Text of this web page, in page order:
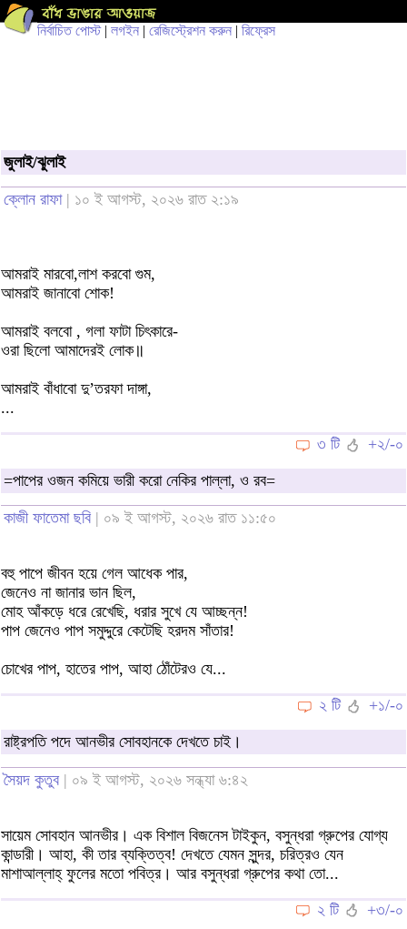
নির্বাচিত পোস্ট| লগইন | রেজিস্ট্রেশন করুন | রিফ্রেস
জুলাই/ঝুলাই
ক্লোন রাফা| ১০ ই আগস্ট, ২০২৬ রাত ২:১৯
আমরাই মারবো,লাশ করবো গুম,
আমরাই জানাবো শোক!
আমরাই বলবো , গলা ফাটা চিৎকারে-
ওরা ছিলো আমাদেরই লোক॥
আমরাই বাঁধাবো দু’তরফা দাঙ্গা,
...
৩ টি
+২/-০
=পাপের ওজন কমিয়ে ভারী করো নেকির পাল্লা, ও রব=
কাজী ফাতেমা ছবি | ০৯ ই আগস্ট, ২০২৬ রাত ১১:৫০
বহু পাপে জীবন হয়ে গেল আধেক পার,
জেনেও না জানার ভান ছিল,
মোহ আঁকড়ে ধরে রেখেছি, ধরার সুখে যে আচ্ছন্ন!
পাপ জেনেও পাপ সমুদ্দুরে কেটেছি হরদম সাঁতার!
চোখের পাপ, হাতের পাপ, আহা ঠোঁটেরও যে...
২ টি
+১/-০
রাষ্ট্রপতি পদে আনভীর সোবহানকে দেখতে চাই।
সৈয়দ কুতুব | ০৯ ই আগস্ট, ২০২৬ সন্ধ্যা ৬:৪২
সায়েম সোবহান আনভীর। এক বিশাল বিজনেস টাইকুন, বসুন্ধরা গ্রুপের যোগ্য
কান্ডারী। আহা, কী তার ব্যক্তিত্ব! দেখতে যেমন সুন্দর, চরিত্রও যেন
মাশাআল্লাহ্ ফুলের মতো পবিত্র। আর বসুন্ধরা গ্রুপের কথা তো...
২ টি
+৩/-০